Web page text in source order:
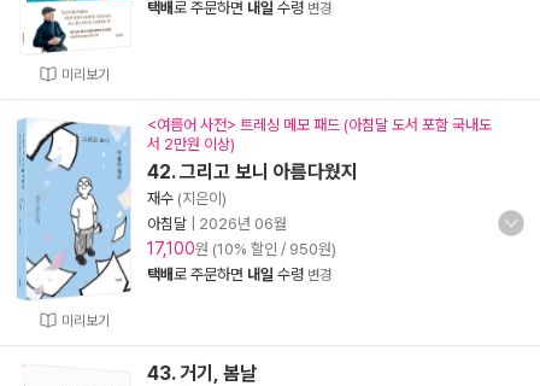
미리보기
택배로 주문하면 내일 수령 변경
미리보기
<여름어 사전> 트레싱 메모 패드 (아침달 도서 포함 국내도
서 2만원 이상)
42. 그리고 보니 아름다웠지
재수 (지은이)
아침달
2026년 06월
17,100원 (10% 할인 / 950원)
택배로 주문하면 내일 수령 변경
43. 거기, 봄날